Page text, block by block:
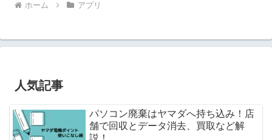
ホーム アプリ
人気記事
パソコン廃棄はヤマダへ持ち込み！店
舗で回収とデータ消去、買取など解
説！